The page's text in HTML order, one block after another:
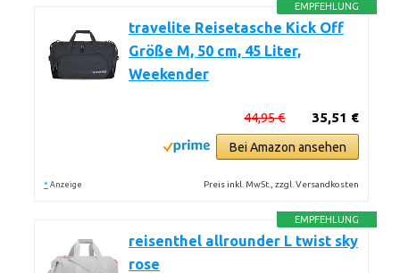
EMPFEHLUNG
travelite Reisetasche Kick Off
Größe M, 50 cm, 45 Liter,
Weekender
35,51 €
44,95 €
Bei Amazon ansehen
* Anzeige Preis inkl. MwSt., zzgl. Versandkosten
EMPFEHLUNG
reisenthel allrounder L twist sky
rose